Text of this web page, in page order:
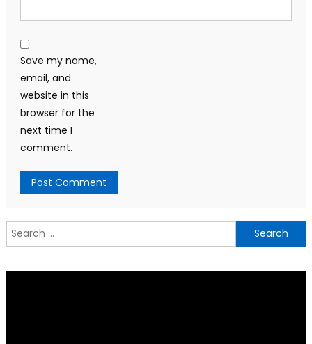
Save my name,
email, and
website in this
browser for the
next time I
comment.
Search
for: